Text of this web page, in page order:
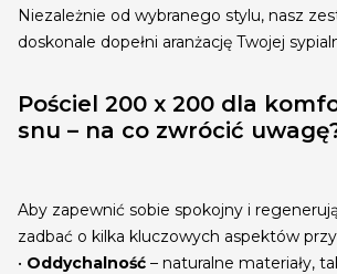
Niezależnie od wybranego stylu, nasz
doskonale dopełni aranżację Twojej
Pościel 200 x 200 dla
snu – na co zwrócić
Aby zapewnić sobie spokojny i
zadbać o kilka kluczowych aspektów
• Oddychalność – naturalne materiały,